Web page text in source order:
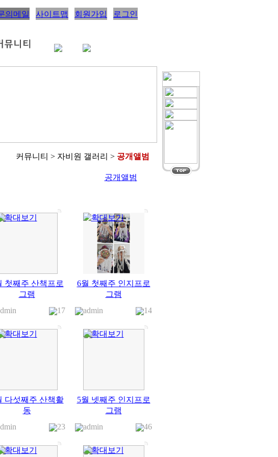
의메일 사이트맵 회원가입 로그인
커뮤니티 > 자비원 갤러리 > 공개앨범
공개앨범
첫째주 산책프로
그램
17
6월 첫째주 인지프로
그램
admin
14
다섯째주 산책활
동
23
5월 넷째주 인지프로
그램
admin
46